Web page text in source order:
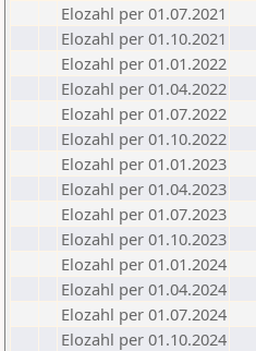
Elozahl per 01.07.2021
Elozahl per 01.10.2021
Elozahl per 01.01.2022
Elozahl per 01.04.2022
Elozahl per 01.07.2022
Elozahl per 01.10.2022
Elozahl per 01.01.2023
Elozahl per 01.04.2023
Elozahl per 01.07.2023
Elozahl per 01.10.2023
Elozahl per 01.01.2024
Elozahl per 01.04.2024
Elozahl per 01.07.2024
Elozahl per 01.10.2024